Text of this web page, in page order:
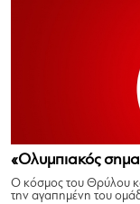
«Ολυμπιακός
Ο κόσμος του Θρύλου
την αγαπημένη του